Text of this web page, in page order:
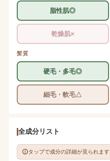
脂性肌◎
乾燥肌×
髪質
硬毛・多毛◎
細毛・軟毛△
全成分リスト
タップで成分の詳細が見られます